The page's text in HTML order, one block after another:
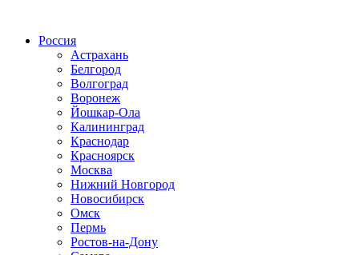
Россия
Астрахань
Белгород
Волгоград
Воронеж
Йошкар-Ола
Калининград
Краснодар
Красноярск
Москва
Нижний Новгород
Новосибирск
Омск
Пермь
Ростов-на-Дону